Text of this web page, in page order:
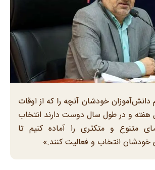
دانش‌آموزان خودشان آنچه را که از اوقات
هفته و در طول سال دوست دارند انتخاب
متنوع و متکثری را آماده کنیم تا
خودشان انتخاب و فعالیت کنند.»